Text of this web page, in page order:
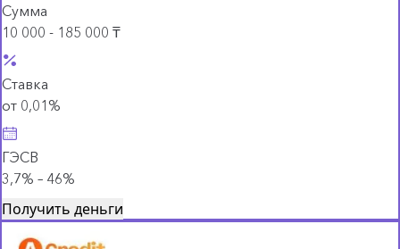
Сумма
10 000 - 185 000 ₸
Ставка
от 0,01%
ГЭСВ
3,7% – 46%
Получить деньги